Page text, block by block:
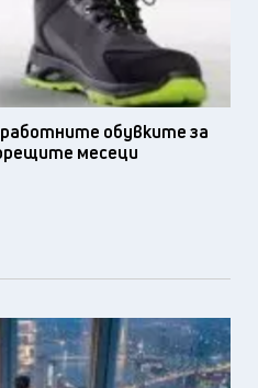
обувките за
месеци